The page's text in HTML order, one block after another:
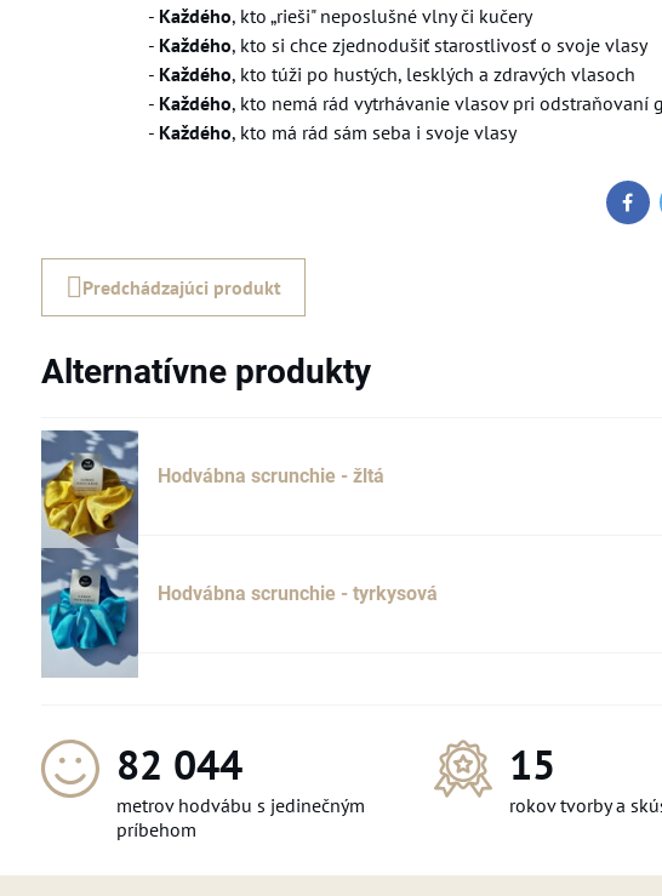
- Každého, kto „rieši" neposlušné vlny či kučery
- Každého, kto si chce zjednodušiť starostlivosť o svoje vlasy
- Každého, kto túži po hustých, lesklých a zdravých vlasoch
- Každého, kto nemá rád vytrhávanie vlasov pri odstraňovaní
- Každého, kto má rád sám seba i svoje vlasy
Predchádzajúci produkt
Alternatívne produkty
Hodvábna scrunchie - žltá
Hodvábna scrunchie - tyrkysová
110 028
metrov hodvábu s jedinečným
príbehom
15
rokov tvorby a